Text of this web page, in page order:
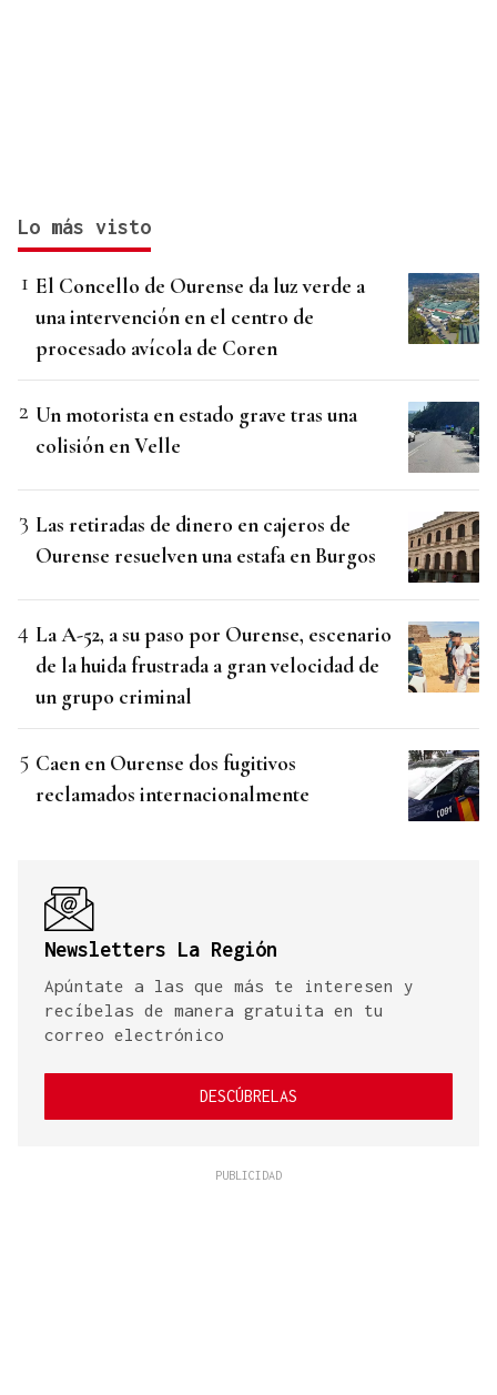
Lo más visto
El Concello de Ourense da luz verde a
una intervención en el centro de
procesado avícola de Coren
Un motorista en estado grave tras una
colisión en Velle
Las retiradas de dinero en cajeros de
Ourense resuelven una estafa en Burgos
La A-52, a su paso por Ourense, escenario
de la huida frustrada a gran velocidad de
un grupo criminal
Caen en Ourense dos fugitivos
reclamados internacionalmente
Newsletters La Región
Apúntate a las que más te interesen y
recíbelas de manera gratuita en tu
correo electrónico
DESCÚBRELAS